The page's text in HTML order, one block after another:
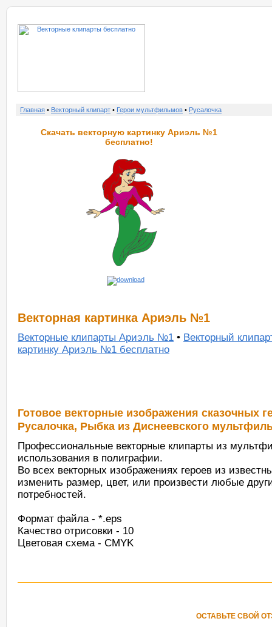
Главная • Векторный клипарт • Герои мультфильмов • Русалочка
Скачать векторную картинку Ариэль №1
бесплатно!
Векторная картинка Ариэль №1
Векторные клипарты Ариэль №1 • Векторный
картинку Ариэль №1 бесплатно
Готовое векторные изображения сказочных
Русалочка, Рыбка из Диснеевского
Профессиональные векторные клипарты из
использования в полиграфии.
Во всех векторных изображениях героев из
изменить размер, цвет, или произвести любые
потребностей.
Формат файла - *.eps
Качество отрисовки - 10
Цветовая схема - CMYK
ОСТАВЬТЕ СВОЙ